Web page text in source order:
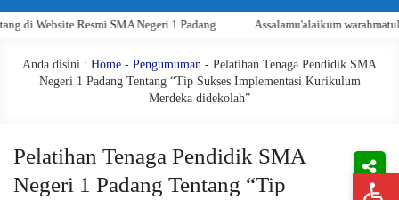
Resmi SMA Negeri 1 Padang. Assalamu'alaikum warahmatullahi
Anda disini : Home - Pengumuman - Pelatihan Tenaga Pendidik SMA
Negeri 1 Padang Tentang “Tip Sukses Implementasi Kurikulum
Merdeka didekolah”
Pelatihan Tenaga Pendidik SMA
Negeri 1 Padang Tentang “Tip